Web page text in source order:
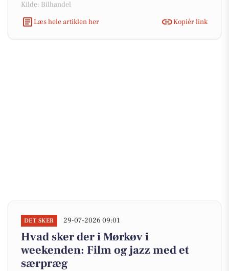
Kilde: Bilhandel
Læs hele artiklen her
Kopiér link
DET SKER 29-07-2026 09:01
Hvad sker der i Mørkøv i
weekenden: Film og jazz med et
særpræg